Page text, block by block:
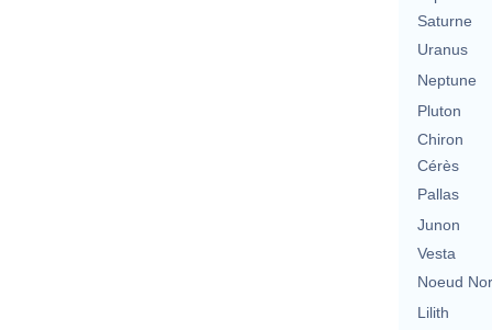
Saturne
Uranus
Neptune
Pluton
Chiron
Cérès
Pallas
Junon
Vesta
Noeud
Lilith